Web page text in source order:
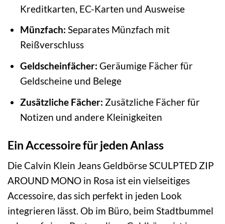
Kreditkarten, EC-Karten und Ausweise
Münzfach: Separates Münzfach mit
Reißverschluss
Geldscheinfächer: Geräumige Fächer für
Geldscheine und Belege
Zusätzliche Fächer: Zusätzliche Fächer für
Notizen und andere Kleinigkeiten
Ein Accessoire für jeden Anlass
Die Calvin Klein Jeans Geldbörse SCULPTED ZIP
AROUND MONO in Rosa ist ein vielseitiges
Accessoire, das sich perfekt in jeden Look
integrieren lässt. Ob im Büro, beim Stadtbummel